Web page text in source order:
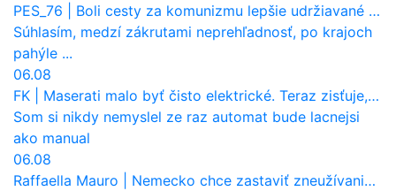
PES_76
Boli cesty za komunizmu lepšie udržiavané ako dnes?
Súhlasím, medzí zákrutami neprehľadnosť, po krajoch
pahýle ...
06.08
FK
Maserati malo byť čisto elektrické. Teraz zisťuje, že potrebuje nový osemvalcový motor
Som si nikdy nemyslel ze raz automat bude lacnejsi
ako manual
06.08
Raffaella Mauro
Nemecko chce zastaviť zneužívanie dotácií na elektromobily. Pritvrdí pravidlá